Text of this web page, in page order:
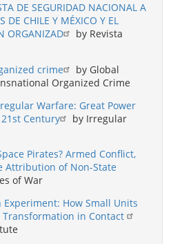
DE SEGURIDAD NACIONAL A
DE CHILE Y MÉXICO Y EL
ORGANIZAD
by Revista
crime
by Global
Organized Crime
Warfare: Great Power
Century
by Irregular
Pirates? Armed Conflict,
Attribution of Non-State
of War
How Small Units
Transformation in Contact